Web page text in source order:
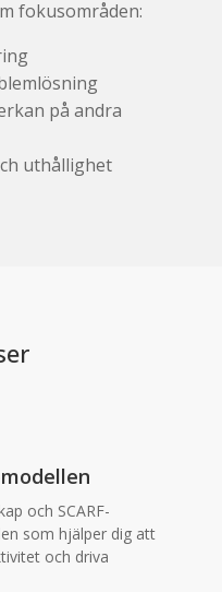
fokusområden:
på andra
uthållighet
och SCARF-
som hjälper dig att
och driva